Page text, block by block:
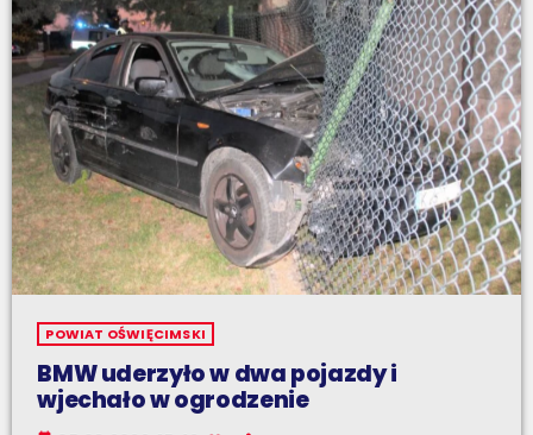
POWIAT OŚWIĘCIMSKI
BMW uderzyło w dwa pojazdy i
wjechało w ogrodzenie